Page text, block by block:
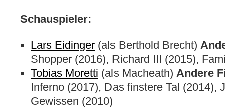
Schauspieler:
Lars Eidinger (als Berthold Brecht)
Shopper (2016), Richard III (2015),
Tobias Moretti (als Macheath) Andere
Inferno (2017), Das finstere Tal (2014),
Gewissen (2010)